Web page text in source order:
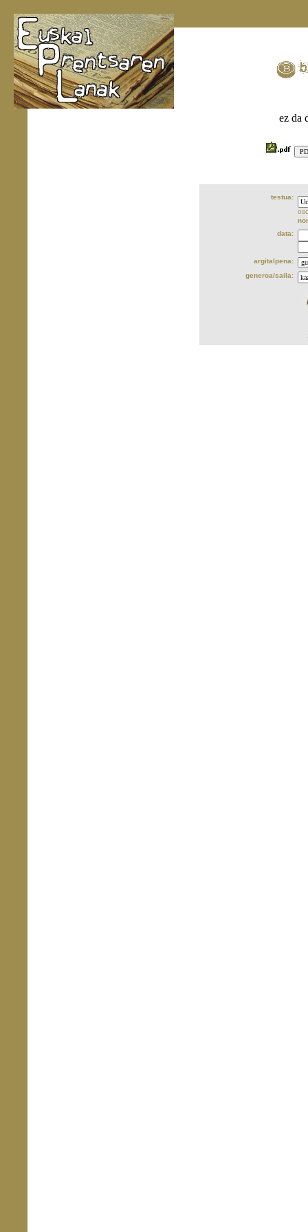
ez da
testua:
data:
argitalpena:
generoa/saila: